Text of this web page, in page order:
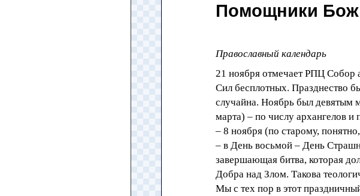
Помощники
Православный календарь
21 ноября отмечает РПЦ Собор
Сил бесплотных. Празднество
случайна. Ноябрь был девятым
марта) – по числу архангелов и
– 8 ноября (по старому,
– в День восьмой – День
завершающая битва, которая
Добра над Злом. Такова
Мы с тех пор в этот